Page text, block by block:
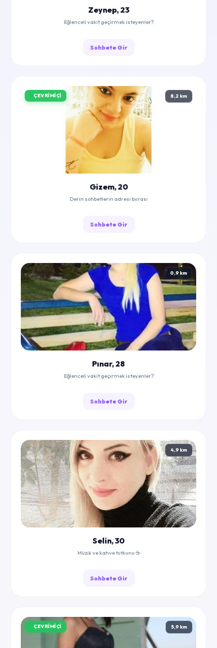
Zeynep, 23
Eğlenceli vakit geçirmek isteyenler?
Sohbete Gir
ÇEVRIMIÇI 8,2 km
Gizem, 20
Derin sohbetlerin adresi burası
Sohbete Gir
0,9 km
Pınar, 28
Eğlenceli vakit geçirmek isteyenler?
Sohbete Gir
4,9 km
Selin, 30
Müzik ve kahve tutkunu ☕
Sohbete Gir
ÇEVRIMIÇI 5,9 km